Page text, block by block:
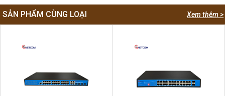
Xem thêm >
SẢN PHẨM CÙNG LOẠI